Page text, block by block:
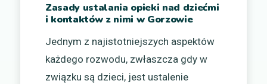
Zasady ustalania opieki nad dziećmi
i kontaktów z nimi w Gorzowie
Jednym z najistotniejszych aspektów
każdego rozwodu, zwłaszcza gdy w
związku są dzieci, jest ustalenie